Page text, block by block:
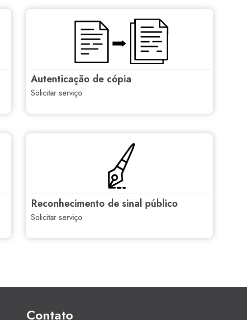
autenticação de cópia
solicitar serviço
reconhecimento de sinal público
solicitar serviço
Contato